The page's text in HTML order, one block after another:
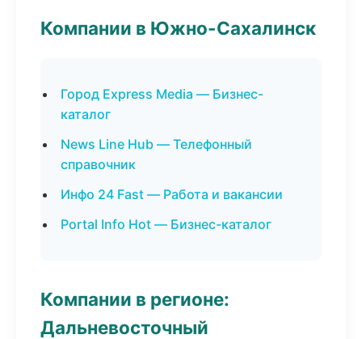
Компании в Южно-Сахалинск
Город Express Media — Бизнес-
каталог
News Line Hub — Телефонный
справочник
Инфо 24 Fast — Работа и вакансии
Portal Info Hot — Бизнес-каталог
Компании в регионе:
Дальневосточный